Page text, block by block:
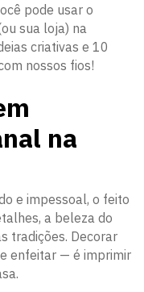
pode usar o
sua loja) na
criativas e 10
nossos fios!
na
e impessoal, o feito
a beleza do
tradições. Decorar
enfeitar — é imprimir